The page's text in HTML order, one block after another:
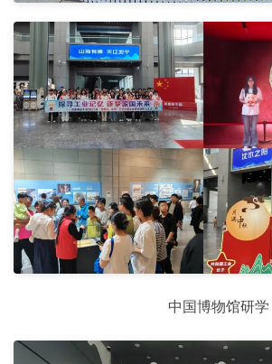
中国博物馆研学